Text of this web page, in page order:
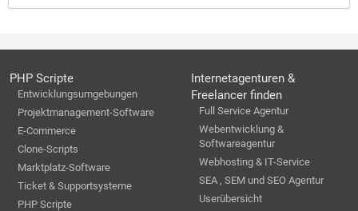
PHP Scripte
Entwicklungsumgebungen
Projektmanagement-Software
E-Commerce
Clone-Scripts
Marktplatz-Software
Ticket & Supportsysteme
PHP Scripte
Internetagenturen &
Freelancer finden
Full Service Agentur
Webentwicklung &
Softwareagentur
Webhosting & IT-Service
SEA , SEM und SEO Agentur
Userübersicht